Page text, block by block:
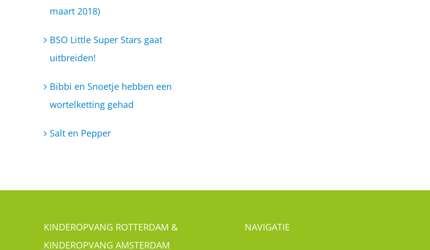
maart 2018)
BSO Little Super Stars gaat
uitbreiden!
Bibbi en Snoetje hebben een
wortelketting gehad
Salt en Pepper
KINDEROPVANG ROTTERDAM &
KINDEROPVANG AMSTERDAM
NAVIGATIE